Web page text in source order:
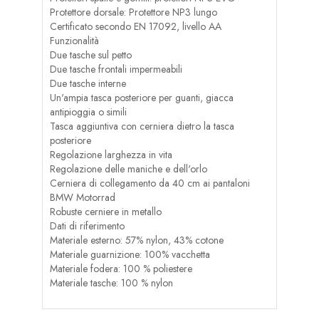
Protettore dorsale: Protettore NP3 lungo
Certificato secondo EN 17092, livello AA
Funzionalità
Due tasche sul petto
Due tasche frontali impermeabili
Due tasche interne
Un'ampia tasca posteriore per guanti, giacca
antipioggia o simili
Tasca aggiuntiva con cerniera dietro la tasca
posteriore
Regolazione larghezza in vita
Regolazione delle maniche e dell'orlo
Cerniera di collegamento da 40 cm ai pantaloni
BMW Motorrad
Robuste cerniere in metallo
Dati di riferimento
Materiale esterno: 57% nylon, 43% cotone
Materiale guarnizione: 100% vacchetta
Materiale fodera: 100 % poliestere
Materiale tasche: 100 % nylon